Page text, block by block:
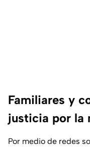
Familiares y
justicia por la
Por medio de redes